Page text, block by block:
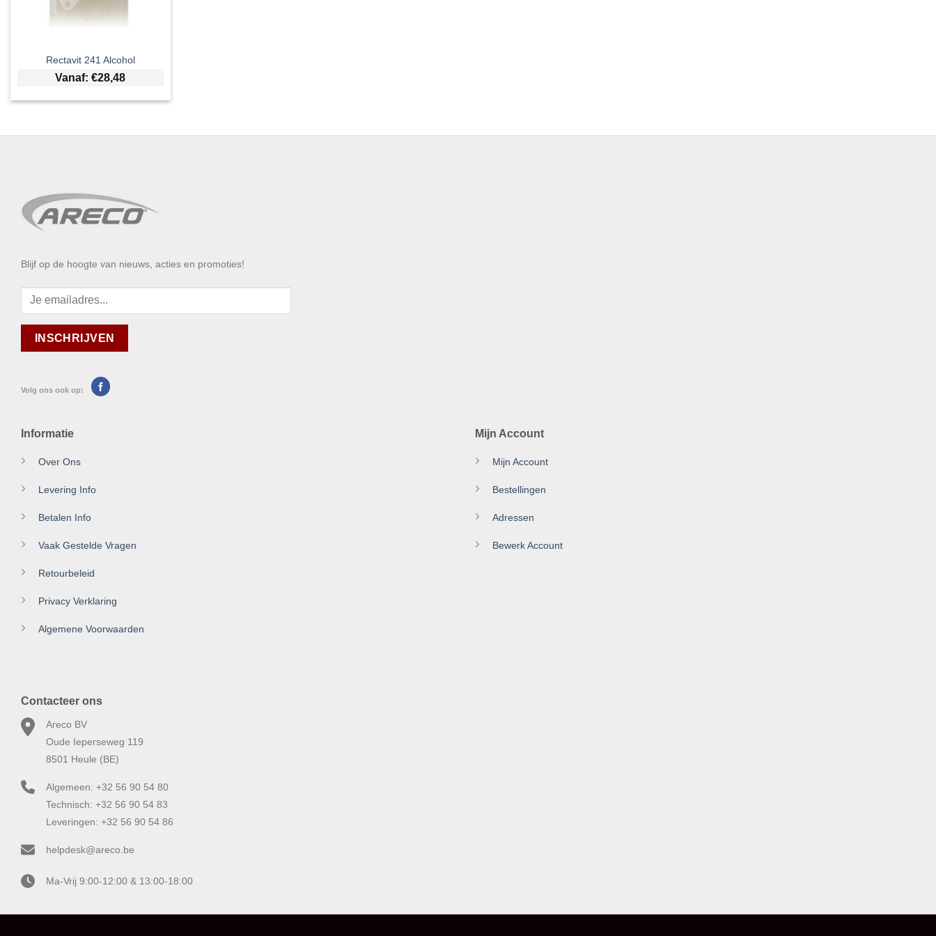
Rectavit 241 Alcohol
Vanaf:€28,48
Blijf op de hoogte van nieuws, acties en promoties!
Volg ons ook op:
Informatie
Over Ons
Levering Info
Betalen Info
Vaak Gestelde Vragen
Retourbeleid
Privacy Verklaring
Algemene Voorwaarden
Mijn Account
Mijn Account
Bestellingen
Adressen
Bewerk Account
Contacteer ons
Areco BV
Oude Ieperseweg 119
8501 Heule (BE)
Algemeen: +32 56 90 54 80
Technisch: +32 56 90 54 83
Leveringen: +32 56 90 54 86
helpdesk@areco.be
Ma-Vrij 9:00-12:00 & 13:00-18:00